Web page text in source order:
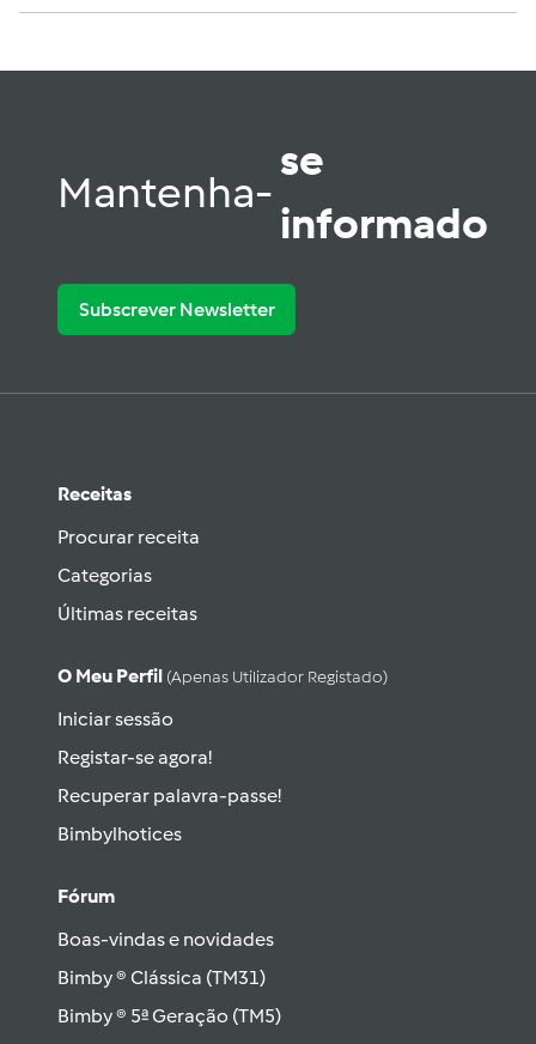
Mantenha-
se
informado
Subscrever Newsletter
Receitas
Procurar receita
Categorias
Últimas receitas
O Meu Perfil (apenas Utilizador Registado)
Iniciar sessão
Registar-se agora!
Recuperar palavra-passe!
Bimbylhotices
Fórum
Boas-vindas e novidades
Bimby ® Clássica (TM31)
Bimby ® 5ª Geração (TM5)